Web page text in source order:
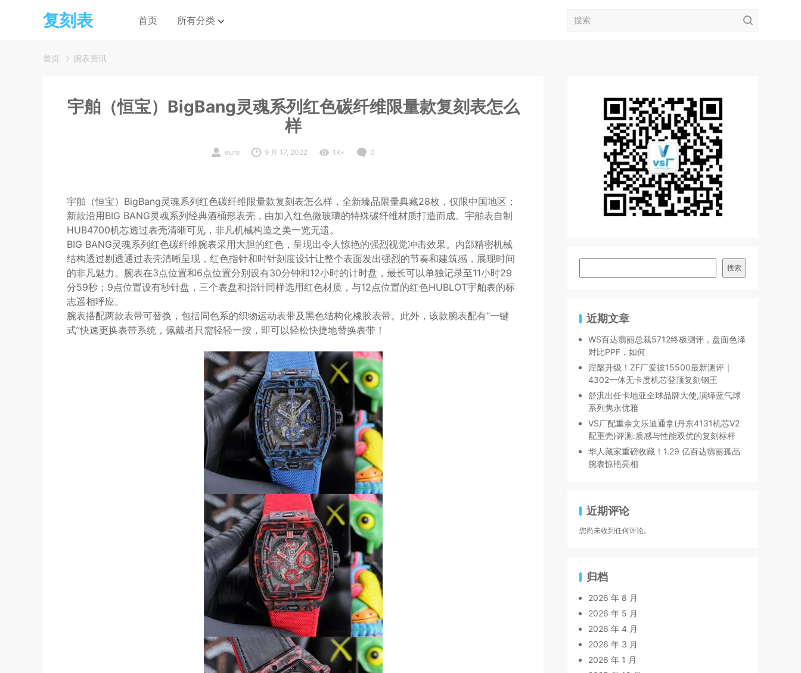
复刻表 首页 所有分类
首页 腕表资讯
宇舶（恒宝）BigBang灵魂系列红色碳纤维限量款复刻表怎么
样
euro 9 月 17, 2022 1K+ 0
宇舶（恒宝）BigBang灵魂系列红色碳纤维限量款复刻表怎么样，全新臻品限量典藏28枚，仅限中国地区；
新款沿用BIG BANG灵魂系列经典酒桶形表壳，由加入红色微玻璃的特殊碳纤维材质打造而成。宇舶表自制
HUB4700机芯透过表壳清晰可见，非凡机械构造之美一览无遗。
BIG BANG灵魂系列红色碳纤维腕表采用大胆的红色，呈现出令人惊艳的强烈视觉冲击效果。内部精密机械
结构透过剔透通过表壳清晰呈现，红色指针和时针刻度设计让整个表面发出强烈的节奏和建筑感，展现时间
的非凡魅力。腕表在3点位置和6点位置分别设有30分钟和12小时的计时盘，最长可以单独记录至11小时29
分59秒；9点位置设有秒针盘，三个表盘和指针同样选用红色材质，与12点位置的红色HUBLOT宇舶表的标
志遥相呼应。
腕表搭配两款表带可替换，包括同色系的织物运动表带及黑色结构化橡胶表带。此外，该款腕表配有“一键
式”快速更换表带系统，佩戴者只需轻轻一按，即可以轻松快捷地替换表带！
搜索
近期文章
WS百达翡丽总裁5712终极测评，盘面色泽
对比PPF，如何
涅槃升级！ZF厂爱彼15500最新测评｜
4302一体无卡度机芯登顶复刻钢王
舒淇出任卡地亚全球品牌大使,演绎蓝气球
系列隽永优雅
VS厂配重余文乐迪通拿(丹东4131机芯V2
配重壳)评测:质感与性能双优的复刻标杆
华人藏家重磅收藏！1.29 亿百达翡丽孤品
腕表惊艳亮相
近期评论
您尚未收到任何评论。
归档
2026 年 8 月
2026 年 5 月
2026 年 4 月
2026 年 3 月
2026 年 1 月